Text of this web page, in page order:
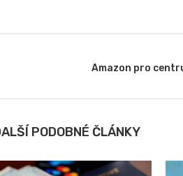
Amazon pro
PODOBNÉ ČLÁNKY